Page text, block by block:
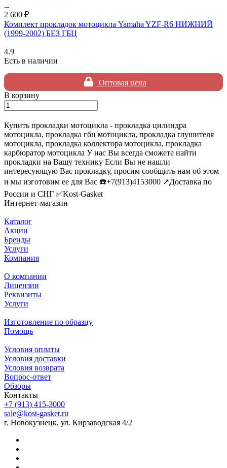
2 600 ₽
Комплект прокладок мотоцикла Yamaha YZF-R6 НИЖНИЙ
(1999-2002) БЕЗ ГБЦ
4.9
Есть в наличии
Оптовая цена
В корзину
Купить прокладки мотоцикла - прокладка цилиндра
мотоцикла, прокладка гбц мотоцикла, прокладка глушителя
мотоцикла, прокладка коллектора мотоцикла, прокладка
карбюратор мотоцикла У нас Вы всегда сможете найти
прокладки на Вашу технику Если Вы не нашли
интересующую Вас прокладку, просим сообщить нам об этом
и мы изготовим ее для Вас ☎️+7(913)4153000 ↗️Доставка по
России и СНГ ✅Kost-Gasket
Интернет-магазин
Каталог
Акции
Бренды
Услуги
Компания
О компании
Лицензии
Реквизиты
Услуги
Изготовление по образцу
Помощь
Условия оплаты
Условия доставки
Условия возврата
Вопрос-ответ
Обзоры
Контакты
+7 (913) 415-3000
sale@kost-gasket.ru
г. Новокузнецк, ул. Кирзаводская 4/2